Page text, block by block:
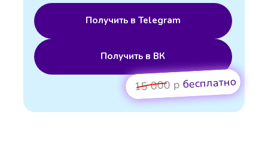
Получить в Telegram
Получить в ВК
15 000 р бесплатно